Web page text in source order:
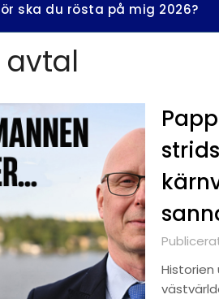
ska du rösta på mig 2026?
avtal
Historien